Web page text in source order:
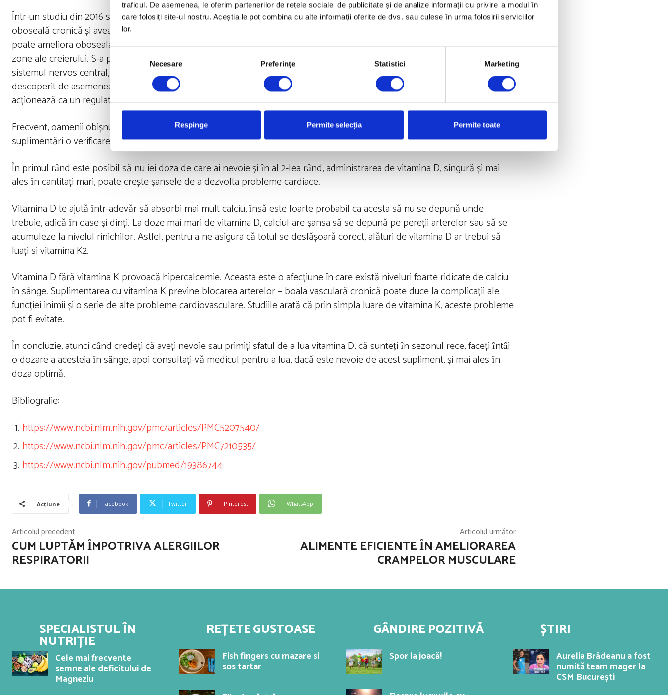
traficul. De asemenea, le oferim partenerilor de rețele sociale, de publicitate și de analize informații cu privire la modul în
care folosiți site-ul nostru. Aceștia le pot combina cu alte informații oferite de dvs. sau culese în urma folosirii serviciilor
lor.
consimțământului
Necesare Preferinţe Statistici Marketing
Respinge Permite selecția Permite toate
Într-un studiu din 2016 s-a administrat participanților un supliment zilnic de vitamina D. Cei selectați ȋn studiu acuzau
oboseală cronică și aveau valoarea 25-hidroxi-vtamina D sub 20 μg/L. Mecanismul prin care tratamentul cu vitamina D
poate ameliora oboseala este necunoscut. Cu toate acestea, s-a dovedit că receptorul de vitamina D este prezent în multe
zone ale creierului. S-a propus ca mecanism că oboseala centrală poate să apară dintr-un dezechilibru de dopamină în
sistemul nervos central, iar receptorul de vitamina D a fost demonstrat în neuronii dopaminergici ai creierului. S-a
descoperit de asemenea că acești neuroni sunt reglați de forma activă a vitaminei D. Mai mult, s-a demonstrat că vitamina D
acționează ca un regulator cheie al sintezei serotoninei din creier.
Frecvent, oamenii obișnuiesc să ȋși administreze singuri suplimente cu vitamina D, fără a avea ȋn spatele acestei
suplimentări o verificare dată de o analiză de sȃnge. Aceasta se poate dovedi a fi o mare greșeală!
În primul rȃnd este posibil să nu iei doza de care ai nevoie și ȋn al 2-lea rȃnd, administrarea de vitamina D, singură și mai
ales ȋn cantitați mari, poate crește șansele de a dezvolta probleme cardiace.
Vitamina D te ajută ȋntr-adevăr să absorbi mai mult calciu, ȋnsă este foarte probabil ca acesta să nu se depună unde
trebuie, adică ȋn oase și dinți. La doze mai mari de vitamina D, calciul are șansa să se depună pe pereții arterelor sau să se
acumuleze la nivelul rinichilor. Astfel, pentru a ne asigura că totul se desfășoară corect, alături de vitamina D ar trebui să
luați si vitamina K2.
Vitamina D fără vitamina K provoacă hipercalcemie. Aceasta este o afecțiune în care există niveluri foarte ridicate de calciu
în sânge. Suplimentarea cu vitamina K previne blocarea arterelor – boala vasculară cronică poate duce la complicații ale
funcției inimii și o serie de alte probleme cardiovasculare. Studiile arată că prin simpla luare de vitamina K, aceste probleme
pot fi evitate.
În concluzie, atunci cȃnd credeți că aveți nevoie sau primiți sfatul de a lua vitamina D, că sunteți ȋn sezonul rece, faceți ȋntȃi
o dozare a acesteia ȋn sȃnge, apoi consultați-vă medicul pentru a lua, dacă este nevoie de acest supliment, și mai ales ȋn
doza optimă.
Bibliografie:
https://www.ncbi.nlm.nih.gov/pmc/articles/PMC5207540/
https://www.ncbi.nlm.nih.gov/pmc/articles/PMC7210535/
https://www.ncbi.nlm.nih.gov/pubmed/19386744
Acțiune Facebook Twitter Pinterest WhatsApp
Articolul precedent
CUM LUPTĂM ȊMPOTRIVA ALERGIILOR
RESPIRATORII
Articolul următor
ALIMENTE EFICIENTE ȊN AMELIORAREA
CRAMPELOR MUSCULARE
SPECIALISTUL ÎN
NUTRIȚIE
Cele mai frecvente
semne ale deficitului de
Magneziu
REȚETE GUSTOASE
Fish fingers cu mazare si
sos tartar
GÂNDIRE POZITIVĂ
Spor la joacă!
ȘTIRI
Aurelia Brădeanu a fost
numită team mager la
CSM București